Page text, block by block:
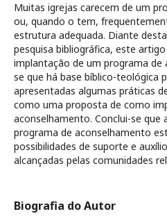
Muitas igrejas carecem de um
ou, quando o tem,
estrutura adequada. Diante
pesquisa bibliográfica, este
implantação de um programa de
se que há base bíblico-teológica
apresentadas algumas práticas
como uma proposta de como
aconselhamento. Conclui-se que
programa de aconselhamento
possibilidades de suporte e
alcançadas pelas comunidades
Biografia do Autor